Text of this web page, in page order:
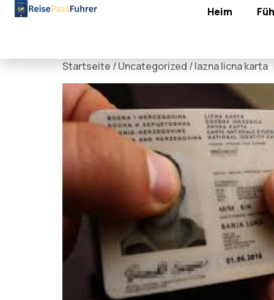
Heim
Startseite /Uncategorized / lazna licna karta